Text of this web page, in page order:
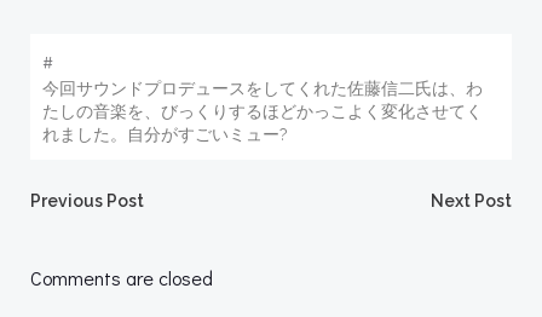
#
今回サウンドプロデュースをしてくれた佐藤信二氏は、わ
たしの音楽を、びっくりするほどかっこよく変化させてく
れました。自分がすごいミュー?
Post
navigation
Previous Post Next Post
Comments are closed